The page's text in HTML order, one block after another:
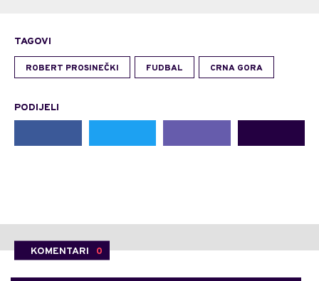
TAGOVI
ROBERT PROSINEČKI FUDBAL CRNA GORA
PODIJELI
KOMENTARI 0